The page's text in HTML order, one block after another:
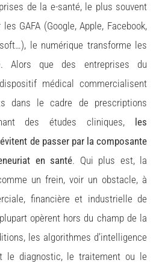
de la e-santé, le plus souvent
GAFA (Google, Apple, Facebook,
le numérique transforme les
Alors que des entreprises du
médical commercialisent
dans le cadre de prescriptions
des études cliniques,
les
de passer par la composante
en santé. Qui plus est, la
un frein, voir un obstacle, à
financière et industrielle de
opèrent hors du champ de la
les algorithmes d’intelligence
le diagnostic, le traitement ou le